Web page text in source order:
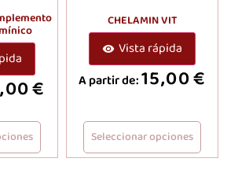
€
CHELAMIN VIT
Vista rápida
A partir de:15,00€
Seleccionar opciones